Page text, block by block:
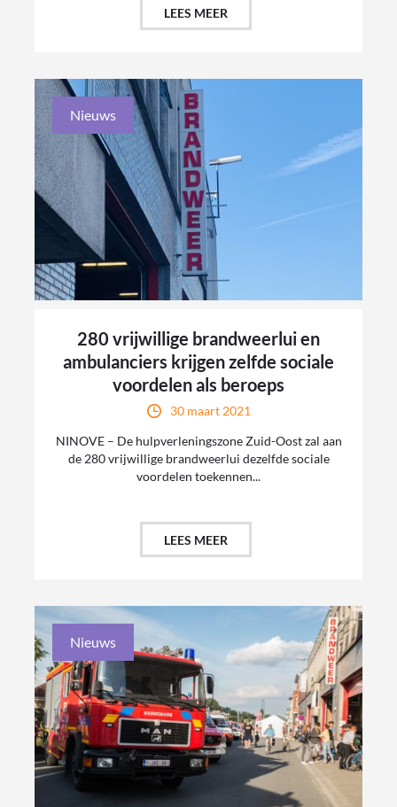
LEES MEER
Nieuws
280 vrijwillige brandweerlui en
ambulanciers krijgen zelfde sociale
voordelen als beroeps
30 maart 2021
NINOVE – De hulpverleningszone Zuid-Oost zal aan
de 280 vrijwillige brandweerlui dezelfde sociale
voordelen toekennen...
LEES MEER
Nieuws